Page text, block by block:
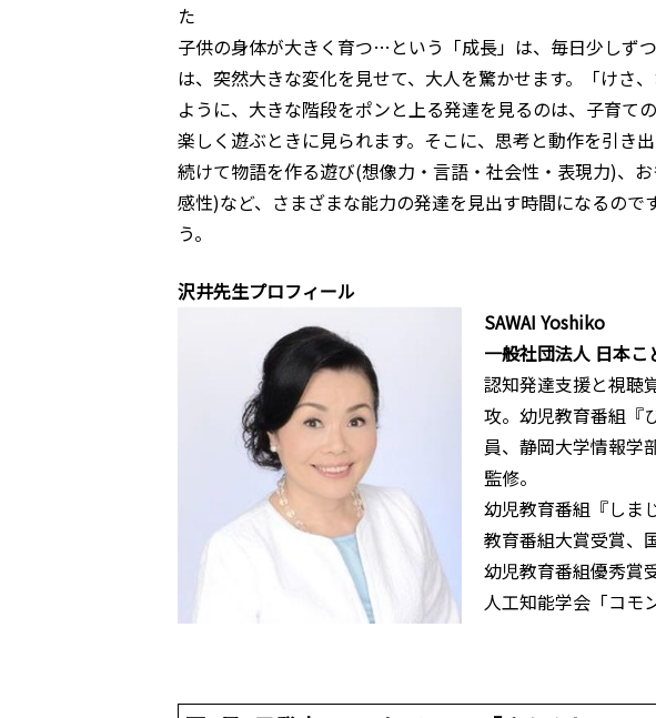
た
子供の身体が大きく育つ…という「成長」は、毎日少しず
は、突然大きな変化を見せて、大人を驚かせます。「けさ
ように、大きな階段をポンと上る発達を見るのは、子育て
楽しく遊ぶときに見られます。そこに、思考と動作を引き
続けて物語を作る遊び(想像力・言語・社会性・表現力)、
感性)など、さまざまな能力の発達を見出す時間になるの
う。
沢井先生プロフィール
SAWAI Yoshiko
一般社団法人 日本
認知発達支援と視聴
攻。幼児教育番組『
員、静岡大学情報学
監修。
幼児教育番組『しま
教育番組大賞受賞、
幼児教育番組優秀賞
人工知能学会「コモ